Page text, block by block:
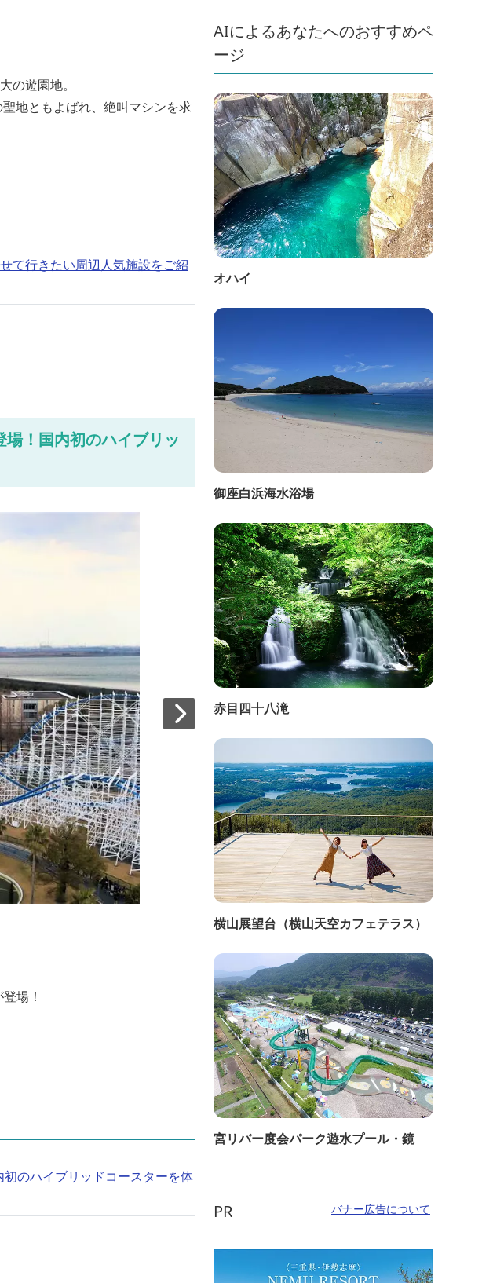
の遊園地。
地ともよばれ、絶叫マシンを求
て行きたい周辺人気施設をご紹
場！国内初のハイブリッ
場！
のハイブリッドコースターを体
AIによるあなたへのおすすめペ
ージ
オハイ
御座白浜海水浴場
赤目四十八滝
横山展望台（横山天空カフェテラス）
宮リバー度会パーク遊水プール・鏡
PR バナー広告について